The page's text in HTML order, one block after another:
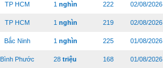
TP HCM 1 nghìn 222 02/08/2026
TP HCM 1 nghìn 219 02/08/2026
Bắc Ninh 1 nghìn 225 01/08/2026
Bình Phước 28 triệu 168 01/08/2026